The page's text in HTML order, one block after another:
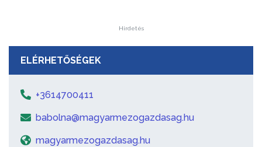
Hirdetés
ELÉRHETŐSÉGEK
+3614700411
babolna@magyarmezogazdasag.hu
magyarmezogazdasag.hu